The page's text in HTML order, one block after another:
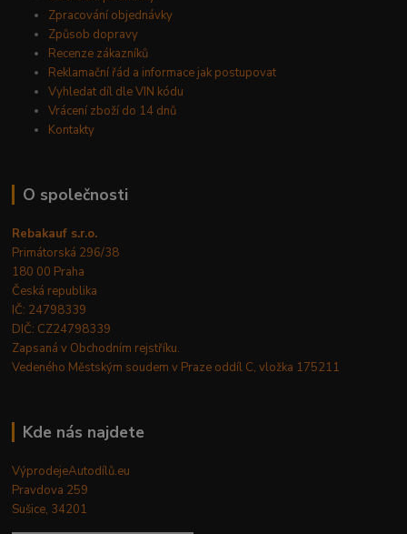
Zpracování objednávky
Způsob dopravy
Recenze zákazníků
Reklamační řád a informace jak postupovat
Vyhledat díl dle VIN kódu
Vrácení zboží do 14 dnů
Kontakty
O společnosti
Rebakauf s.r.o.
Primátorská 296/38
180 00 Praha
Česká republika
IČ: 24798339
DIČ: CZ24798339
Zapsaná v Obchodním rejstříku.
Vedeného Městským soudem v Praze oddíl C, vložka 175211
Kde nás najdete
VýprodejeAutodílů.eu
Pravdova 259
Sušice, 34201